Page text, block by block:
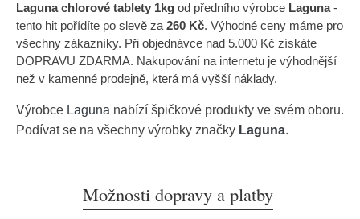
Laguna chlorové tablety 1kg od předního výrobce Laguna-
tento hit pořídíte po slevě za 260 Kč. Výhodné ceny máme pro
všechny zákazníky. Při objednávce nad 5.000 Kč získáte
DOPRAVU ZDARMA. Nakupování na internetu je výhodnější
než v kamenné prodejně, která má vyšší náklady.
Výrobce Laguna nabízí špičkové produkty ve svém oboru.
Podívat se na všechny výrobky značky Laguna.
Možnosti dopravy a platby